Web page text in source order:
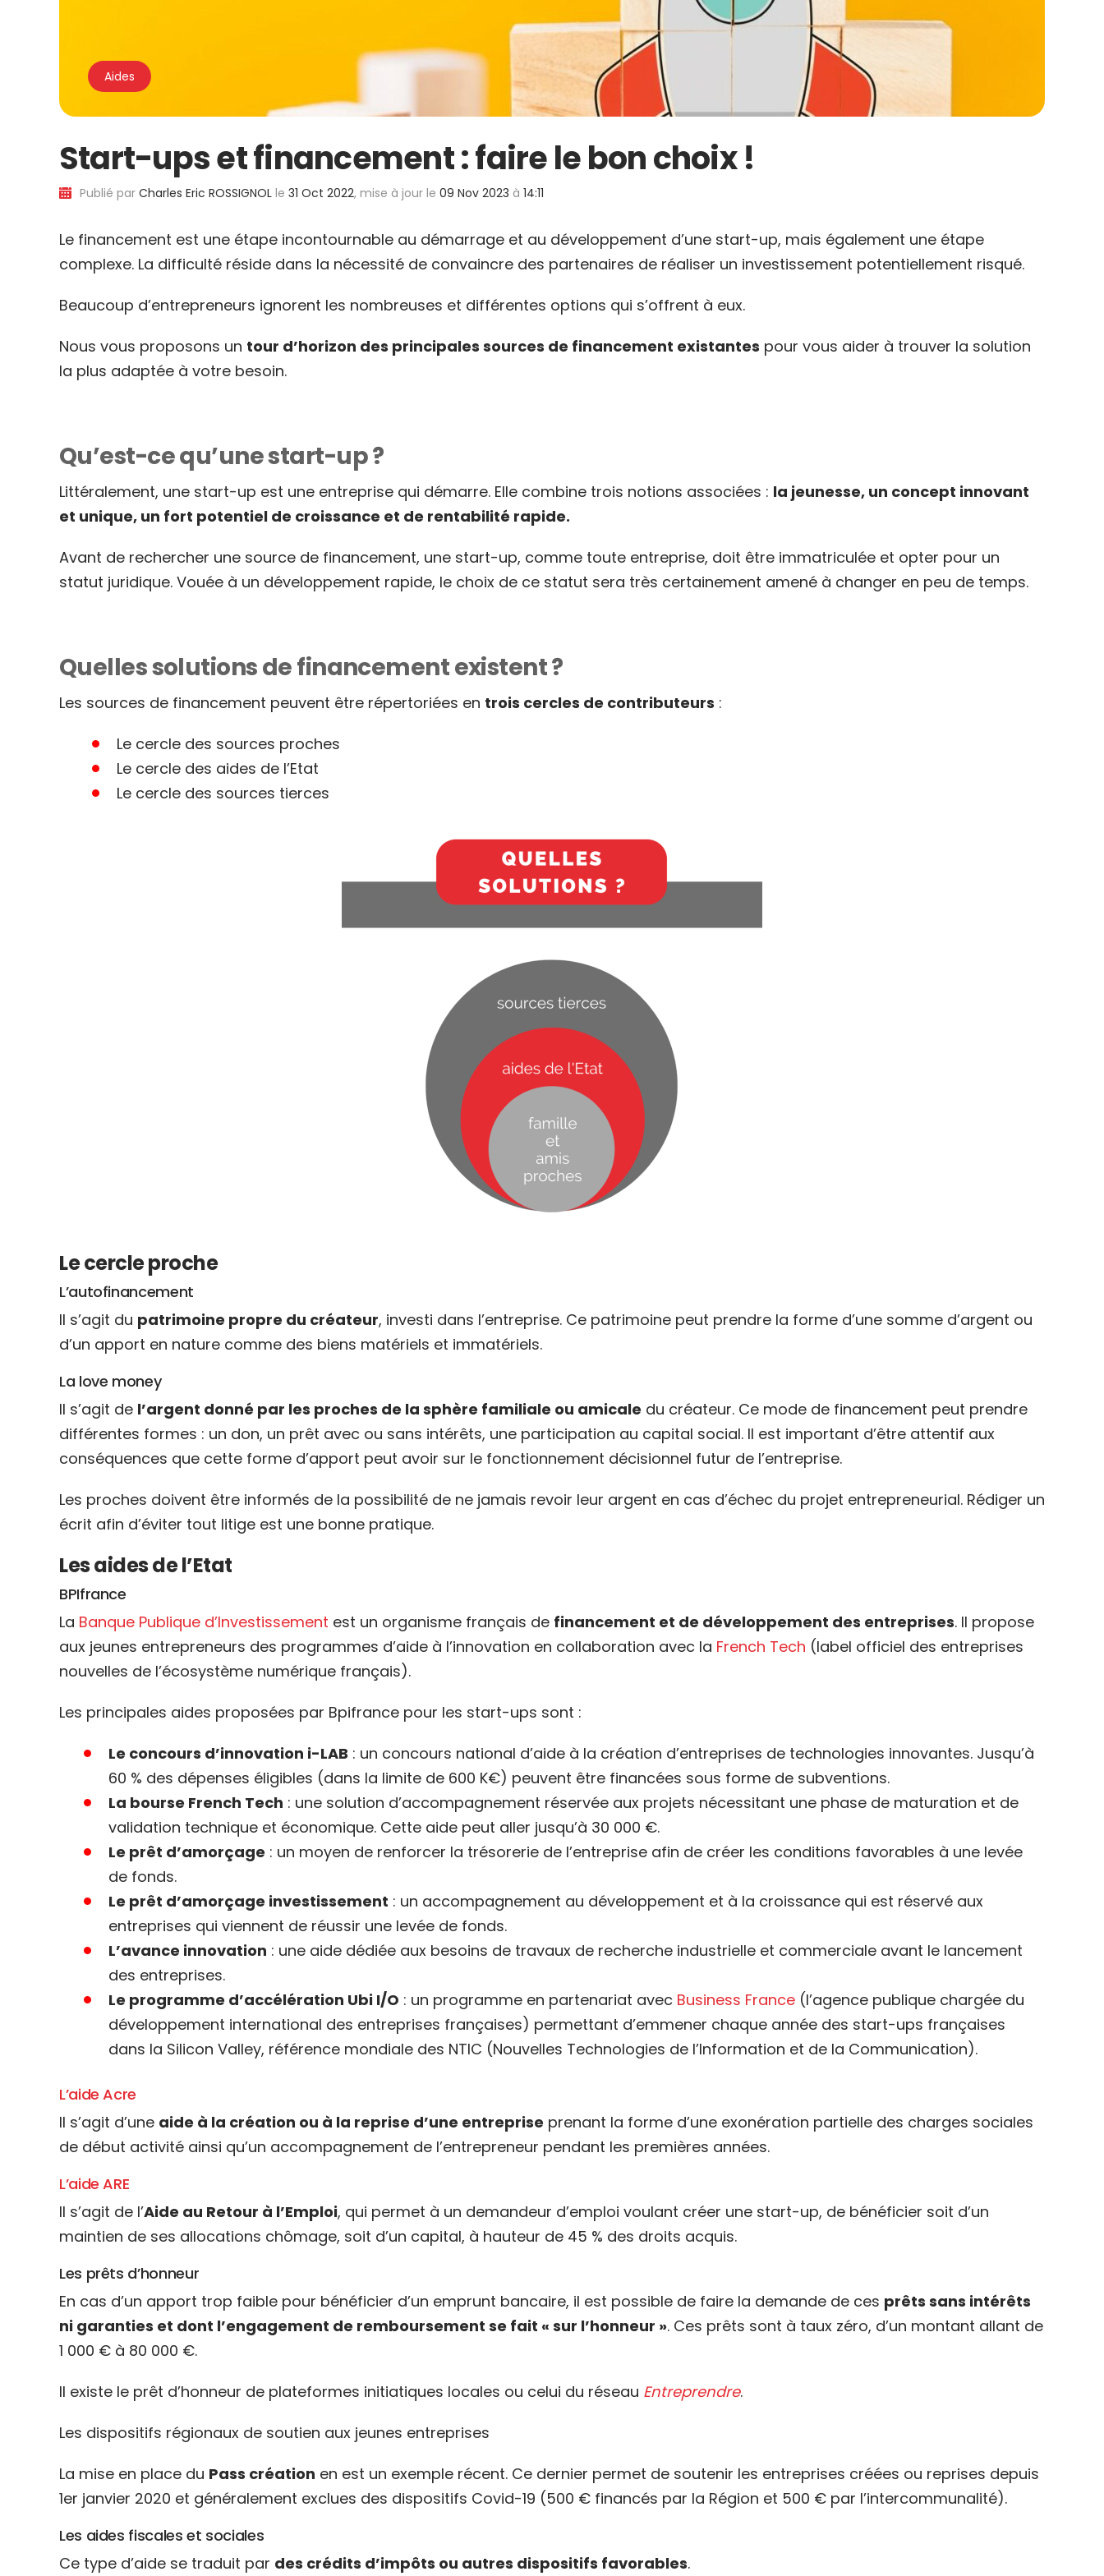
Aides
Start-ups et financement : faire le bon choix !
Publié par Charles Eric ROSSIGNOL le 31 Oct 2022, mise à jour le 09 Nov 2023 à 14:11
Le financement est une étape incontournable au démarrage et au développement d’une start-up, mais également une étape
complexe. La difficulté réside dans la nécessité de convaincre des partenaires de réaliser un investissement potentiellement risqué.
Beaucoup d’entrepreneurs ignorent les nombreuses et différentes options qui s’offrent à eux.
Nous vous proposons un tour d’horizon des principales sources de financement existantes pour vous aider à trouver la solution
la plus adaptée à votre besoin.
Qu’est-ce qu’une start-up ?
Littéralement, une start-up est une entreprise qui démarre. Elle combine trois notions associées : la jeunesse, un concept innovant
et unique, un fort potentiel de croissance et de rentabilité rapide.
Avant de rechercher une source de financement, une start-up, comme toute entreprise, doit être immatriculée et opter pour un
statut juridique. Vouée à un développement rapide, le choix de ce statut sera très certainement amené à changer en peu de temps.
Quelles solutions de financement existent ?
Les sources de financement peuvent être répertoriées en trois cercles de contributeurs :
Le cercle des sources proches
Le cercle des aides de l’Etat
Le cercle des sources tierces
Le cercle proche
L’autofinancement
Il s’agit du patrimoine propre du créateur, investi dans l’entreprise. Ce patrimoine peut prendre la forme d’une somme d’argent ou
d’un apport en nature comme des biens matériels et immatériels.
La love money
Il s’agit de l’argent donné par les proches de la sphère familiale ou amicale du créateur. Ce mode de financement peut prendre
différentes formes : un don, un prêt avec ou sans intérêts, une participation au capital social. Il est important d’être attentif aux
conséquences que cette forme d’apport peut avoir sur le fonctionnement décisionnel futur de l’entreprise.
Les proches doivent être informés de la possibilité de ne jamais revoir leur argent en cas d’échec du projet entrepreneurial. Rédiger un
écrit afin d’éviter tout litige est une bonne pratique.
Les aides de l’Etat
BPIfrance
La Banque Publique d’Investissement est un organisme français de financement et de développement des entreprises. Il propose
aux jeunes entrepreneurs des programmes d’aide à l’innovation en collaboration avec la French Tech (label officiel des entreprises
nouvelles de l’écosystème numérique français).
Les principales aides proposées par Bpifrance pour les start-ups sont :
Le concours d’innovation i-LAB : un concours national d’aide à la création d’entreprises de technologies innovantes. Jusqu’à
60 % des dépenses éligibles (dans la limite de 600 K€) peuvent être financées sous forme de subventions.
La bourse French Tech : une solution d’accompagnement réservée aux projets nécessitant une phase de maturation et de
validation technique et économique. Cette aide peut aller jusqu’à 30 000 €.
Le prêt d’amorçage : un moyen de renforcer la trésorerie de l’entreprise afin de créer les conditions favorables à une levée
de fonds.
Le prêt d’amorçage investissement : un accompagnement au développement et à la croissance qui est réservé aux
entreprises qui viennent de réussir une levée de fonds.
L’avance innovation : une aide dédiée aux besoins de travaux de recherche industrielle et commerciale avant le lancement
des entreprises.
Le programme d’accélération Ubi I/O : un programme en partenariat avec Business France (l’agence publique chargée du
développement international des entreprises françaises) permettant d’emmener chaque année des start-ups françaises
dans la Silicon Valley, référence mondiale des NTIC (Nouvelles Technologies de l’Information et de la Communication).
L’aide Acre
Il s’agit d’une aide à la création ou à la reprise d’une entreprise prenant la forme d’une exonération partielle des charges sociales
de début activité ainsi qu’un accompagnement de l’entrepreneur pendant les premières années.
L’aide ARE
Il s’agit de l’Aide au Retour à l’Emploi, qui permet à un demandeur d’emploi voulant créer une start-up, de bénéficier soit d’un
maintien de ses allocations chômage, soit d’un capital, à hauteur de 45 % des droits acquis.
Les prêts d’honneur
En cas d’un apport trop faible pour bénéficier d’un emprunt bancaire, il est possible de faire la demande de ces prêts sans intérêts
ni garanties et dont l’engagement de remboursement se fait « sur l’honneur ». Ces prêts sont à taux zéro, d’un montant allant de
1 000 € à 80 000 €.
Il existe le prêt d’honneur de plateformes initiatiques locales ou celui du réseau Entreprendre.
Les dispositifs régionaux de soutien aux jeunes entreprises
La mise en place du Pass création en est un exemple récent. Ce dernier permet de soutenir les entreprises créées ou reprises depuis
1er janvier 2020 et généralement exclues des dispositifs Covid-19 (500 € financés par la Région et 500 € par l’intercommunalité).
Les aides fiscales et sociales
Ce type d’aide se traduit par des crédits d’impôts ou autres dispositifs favorables.